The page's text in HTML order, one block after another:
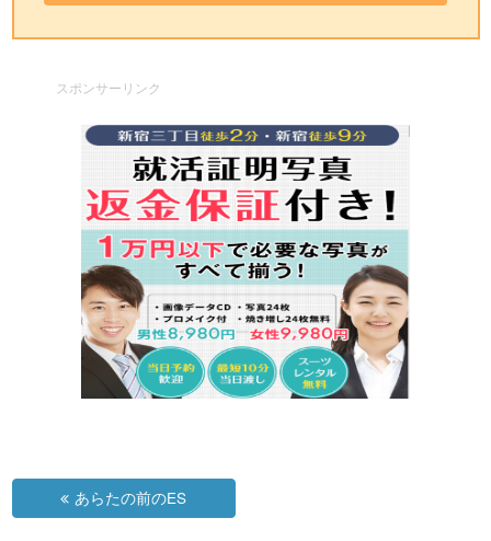
スポンサーリンク
あらたの前のES